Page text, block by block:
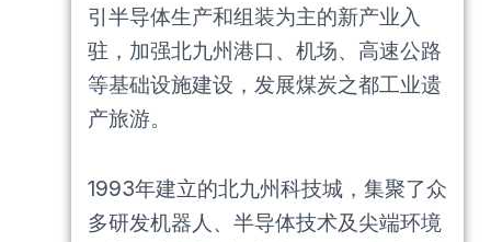
引半导体生产和组装为主的新产业入
驻，加强北九州港口、机场、高速公路
等基础设施建设，发展煤炭之都工业遗
产旅游。
1993年建立的北九州科技城，集聚了众
多研发机器人、半导体技术及尖端环境